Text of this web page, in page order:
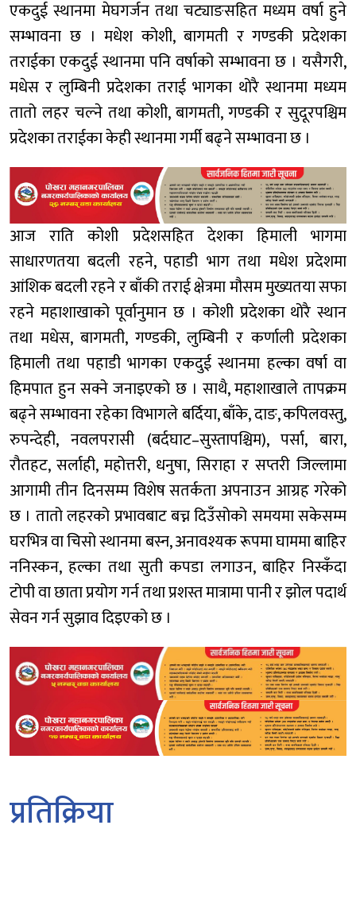
एकदुई स्थानमा मेघगर्जन तथा चट्याङसहित मध्यम वर्षा हुने
सम्भावना छ । मधेश कोशी, बागमती र गण्डकी प्रदेशका
तराईका एकदुई स्थानमा पनि वर्षाको सम्भावना छ । यसैगरी,
मधेस र लुम्बिनी प्रदेशका तराई भागका थोरै स्थानमा मध्यम
तातो लहर चल्ने तथा कोशी, बागमती, गण्डकी र सुदूरपश्चिम
प्रदेशका तराईका केही स्थानमा गर्मी बढ्ने सम्भावना छ ।
आज राति कोशी प्रदेशसहित देशका हिमाली भागमा
साधारणतया बदली रहने, पहाडी भाग तथा मधेश प्रदेशमा
आंशिक बदली रहने र बाँकी तराई क्षेत्रमा मौसम मुख्यतया सफा
रहने महाशाखाको पूर्वानुमान छ । कोशी प्रदेशका थोरै स्थान
तथा मधेस, बागमती, गण्डकी, लुम्बिनी र कर्णाली प्रदेशका
हिमाली तथा पहाडी भागका एकदुई स्थानमा हल्का वर्षा वा
हिमपात हुन सक्ने जनाइएको छ । साथै, महाशाखाले तापक्रम
बढ्ने सम्भावना रहेका विभागले बर्दिया, बाँके, दाङ, कपिलवस्तु,
रुपन्देही, नवलपरासी (बर्दघाट–सुस्तापश्चिम), पर्सा, बारा,
रौतहट, सर्लाही, महोत्तरी, धनुषा, सिराहा र सप्तरी जिल्लामा
आगामी तीन दिनसम्म विशेष सतर्कता अपनाउन आग्रह गरेको
छ । तातो लहरको प्रभावबाट बच्न दिउँसोको समयमा सकेसम्म
घरभित्र वा चिसो स्थानमा बस्न, अनावश्यक रूपमा घाममा बाहिर
ननिस्कन, हल्का तथा सुती कपडा लगाउन, बाहिर निस्कँदा
टोपी वा छाता प्रयोग गर्न तथा प्रशस्त मात्रामा पानी र झोल पदार्थ
सेवन गर्न सुझाव दिइएको छ ।
प्रतिक्रिया